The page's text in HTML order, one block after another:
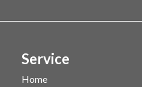
Service
Home